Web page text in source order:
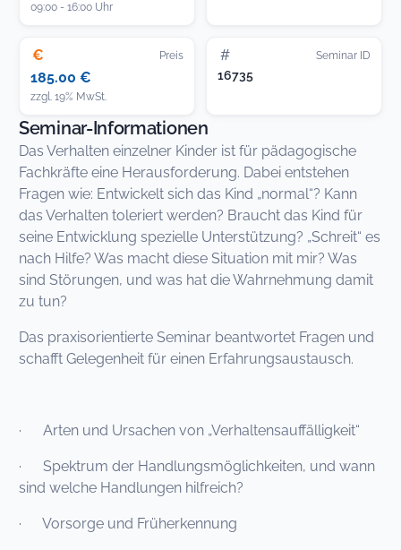
09:00 - 16:00 Uhr
€ Preis
185.00 €
zzgl. 19% MwSt.
# Seminar ID
16735
Seminar-Informationen
Das Verhalten einzelner Kinder ist für pädagogische
Fachkräfte eine Herausforderung. Dabei entstehen
Fragen wie: Entwickelt sich das Kind „normal“? Kann
das Verhalten toleriert werden? Braucht das Kind für
seine Entwicklung spezielle Unterstützung? „Schreit“ es
nach Hilfe? Was macht diese Situation mit mir? Was
sind Störungen, und was hat die Wahrnehmung damit
zu tun?
Das praxisorientierte Seminar beantwortet Fragen und
schafft Gelegenheit für einen Erfahrungsaustausch.
· Arten und Ursachen von „Verhaltensauffälligkeit“
· Spektrum der Handlungsmöglichkeiten, und wann
sind welche Handlungen hilfreich?
· Vorsorge und Früherkennung